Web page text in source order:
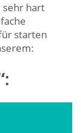
sehr hart
starten
: